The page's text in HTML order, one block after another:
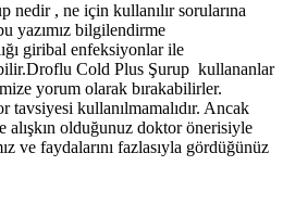
nedir , ne için kullanılır sorularına
yazımız bilgilendirme
giribal enfeksiyonlar ile
Cold Plus Şurup kullananlar
yorum olarak bırakabilirler.
tavsiyesi kullanılmamalıdır. Ancak
alışkın olduğunuz doktor önerisiyle
ve faydalarını fazlasıyla gördüğünüz